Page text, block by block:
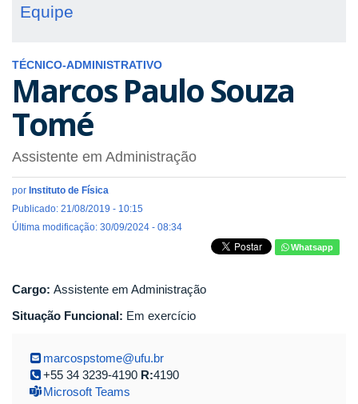
Equipe
TÉCNICO-ADMINISTRATIVO
Marcos Paulo Souza
Tomé
Assistente em Administração
por Instituto de Física
Publicado: 21/08/2019 - 10:15
Última modificação: 30/09/2024 - 08:34
Whatsapp
Cargo: Assistente em Administração
Situação Funcional: Em exercício
marcospstome@ufu.br
+55 34 3239-4190 R:4190
Microsoft Teams